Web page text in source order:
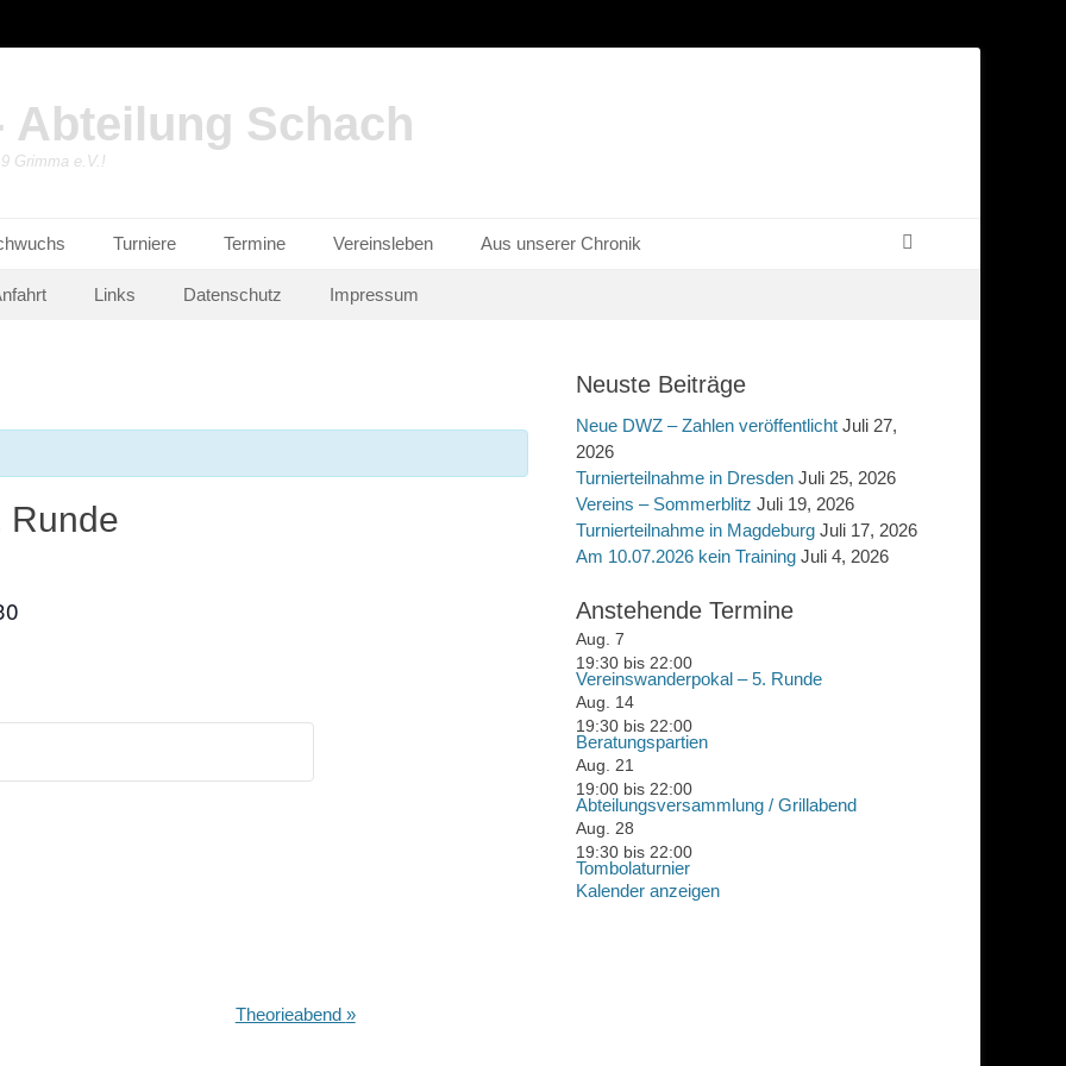
Abteilung Schach
Grimma e.V.!
Turniere Termine Vereinsleben Aus unserer Chronik
Links Datenschutz Impressum
Runde
Theorieabend »
Neuste Beiträge
Neue DWZ – Zahlen veröffentlicht Juli 27,
2026
Turnierteilnahme in Dresden Juli 25, 2026
Vereins – Sommerblitz Juli 19, 2026
Turnierteilnahme in Magdeburg Juli 17, 2026
Am 10.07.2026 kein Training Juli 4, 2026
Anstehende Termine
Aug. 7
19:30 bis 22:00
Vereinswanderpokal – 5. Runde
Aug. 14
19:30 bis 22:00
Beratungspartien
Aug. 21
19:00 bis 22:00
Abteilungsversammlung / Grillabend
Aug. 28
19:30 bis 22:00
Tombolaturnier
Kalender anzeigen